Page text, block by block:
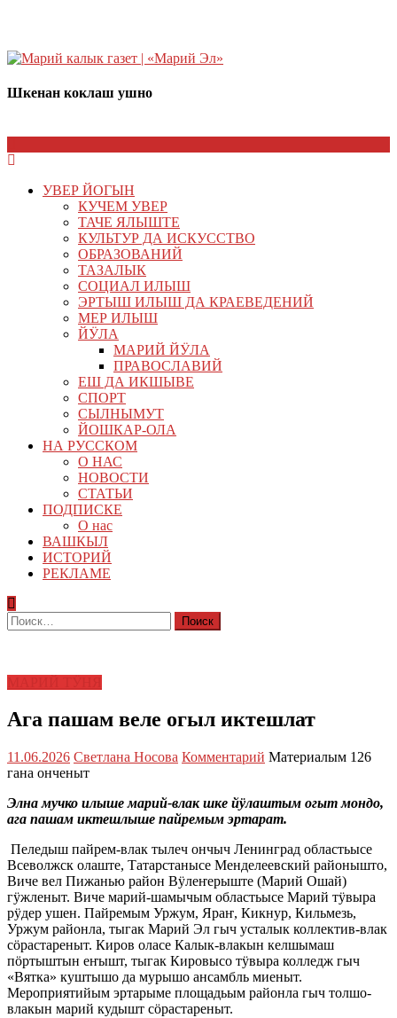
Шкенан коклаш ушно
УВЕР ЙОГЫН
КУЧЕМ УВЕР
ТАЧЕ ЯЛЫШТЕ
КУЛЬТУР ДА ИСКУССТВО
ОБРАЗОВАНИЙ
ТАЗАЛЫК
СОЦИАЛ ИЛЫШ
ЭРТЫШ ИЛЫШ ДА КРАЕВЕДЕНИЙ
МЕР ИЛЫШ
ЙӰЛА
МАРИЙ ЙӰЛА
ПРАВОСЛАВИЙ
ЕШ ДА ИКШЫВЕ
СПОРТ
СЫЛНЫМУТ
ЙОШКАР-ОЛА
НА РУССКОМ
О НАС
НОВОСТИ
СТАТЬИ
ПОДПИСКЕ
О нас
ВАШКЫЛ
ИСТОРИЙ
РЕКЛАМЕ
Найти:
Ага пашам веле огыл иктешлат
11.06.2026 Светлана Носова Комментарий Материалым 126
гана онченыт
Элна мучко илыше марий-влак шке йӱлаштым огыт мондо,
ага пашам иктешлыше пайремым эртарат.
Пеледыш пайрем-влак тылеч ончыч Ленинград областьысе
Всеволжск олаште, Татарстанысе Менделеевский районышто,
Виче вел Пижанью район Вӱлеҥерыште (Марий Ошай)
гӱжленыт. Виче марий-шамычым областьысе Марий тӱвыра
рӱдер ушен. Пайремым Уржум, Яраҥ, Кикнур, Кильмезь,
Уржум районла, тыгак Марий Эл гыч усталык коллектив-влак
сӧрастареныт. Киров оласе Калык-влакын келшымаш
пӧртыштын еҥышт, тыгак Кировысо тӱвыра колледж гыч
«Вятка» куштышо да мурышо ансамбль миеныт.
Мероприятийым эртарыме площадьым районла гыч толшо-
влакын марий кудышт сӧрастареныт.